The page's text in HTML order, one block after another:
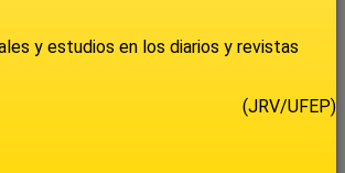
y estudios en los diarios y revistas
(JRV/UFEP)